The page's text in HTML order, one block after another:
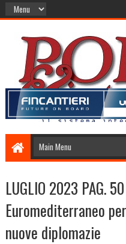
LUGLIO 2023 PAG.
Euromediterraneo
nuove diplomazie